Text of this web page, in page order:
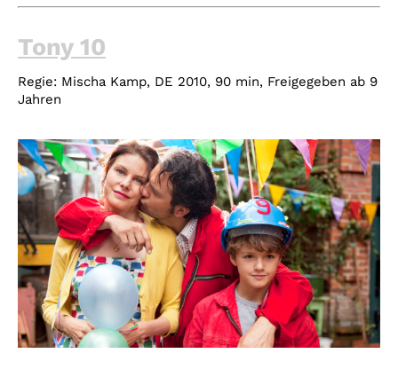
Tony 10
Regie: Mischa Kamp, DE 2010, 90 min, Freigegeben ab 9
Jahren